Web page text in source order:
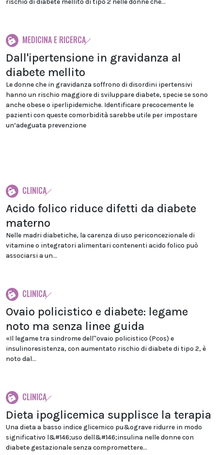
rischio di diabete mellito di tipo 2 nelle donne che...
MEDICINA E RICERCA
Dall'ipertensione in gravidanza al
diabete mellito
Le donne che in gravidanza soffrono di disordini ipertensivi
hanno un rischio maggiore di sviluppare diabete, specie se sono
anche obese o iperlipidemiche. Identificare precocemente le
pazienti con queste comorbidità sarebbe utile per impostare
un’adeguata prevenzione
CLINICA
Acido folico riduce difetti da diabete
materno
Nelle madri diabetiche, la carenza di uso periconcezionale di
vitamine o integratori alimentari contenenti acido folico può
associarsi a un...
CLINICA
Ovaio policistico e diabete: legame
noto ma senza linee guida
«Il legame tra sindrome dell''ovaio policistico (Pcos) e
insulinoresistenza, con aumentato rischio di diabete di tipo 2, è
noto dal...
CLINICA
Dieta ipoglicemica supplisce la terapia
Una dieta a basso indice glicemico pu&ograve ridurre in modo
significativo l&#146;uso dell&#146;insulina nelle donne con
diabete gestazionale senza compromettere...